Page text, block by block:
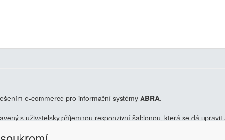
e-commerce pro informační systémy ABRA.
s uživatelsky příjemnou responzivní šablonou, která se dá